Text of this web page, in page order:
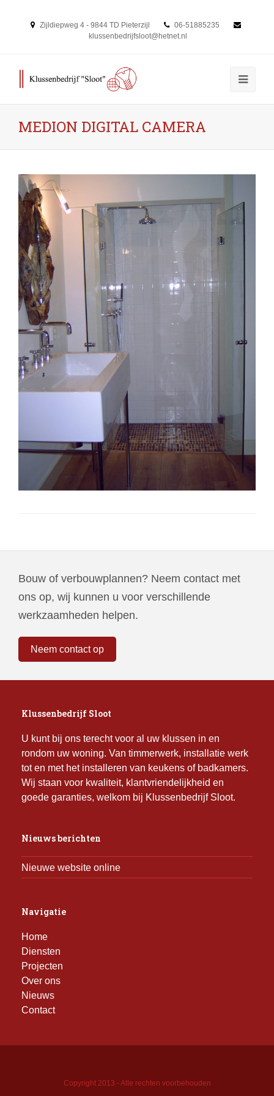
Zijldiepweg 4 - 9844 TD Pieterzijl
06-51885235
klussenbedrijfsloot@hetnet.nl
MEDION DIGITAL CAMERA
Bouw of verbouwplannen? Neem contact met
ons op, wij kunnen u voor verschillende
werkzaamheden helpen.
Neem contact op
Klussenbedrijf Sloot
U kunt bij ons terecht voor al uw klussen in en
rondom uw woning. Van timmerwerk, installatie werk
tot en met het installeren van keukens of badkamers.
Wij staan voor kwaliteit, klantvriendelijkheid en
goede garanties, welkom bij Klussenbedrijf Sloot.
Nieuws berichten
Nieuwe website online
Navigatie
Home
Diensten
Projecten
Over ons
Nieuws
Contact
Copyright 2013 - Alle rechten voorbehouden